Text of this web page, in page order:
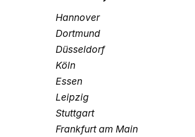
Hannover
Dortmund
Düsseldorf
Köln
Essen
Leipzig
Stuttgart
Frankfurt am Main